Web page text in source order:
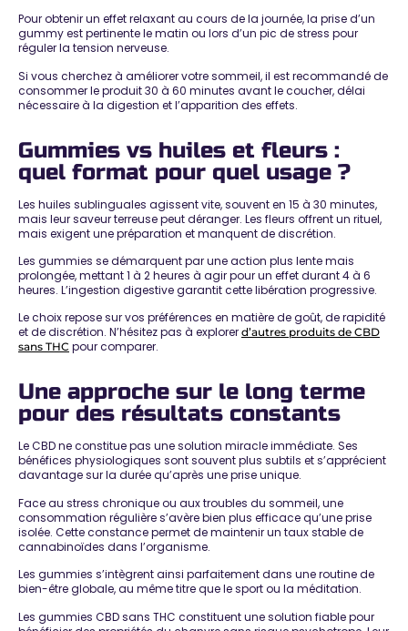
Pourobtenir un effet relaxantau cours de la journée, la prise d’un
gummy est pertinente le matin ou lors d’un pic de stress pour
réguler la tension nerveuse.
Si vous cherchez à améliorer votre sommeil, il est recommandé de
consommer le produit 30 à 60 minutes avant le coucher, délai
nécessaire à la digestion et l’apparition des effets.
Gummies vs huiles et fleurs :
quel format pour quel usage ?
Les huiles sublinguales agissent vite, souvent en 15 à 30 minutes,
mais leur saveur terreuse peut déranger. Les fleurs offrent un rituel,
mais exigent une préparation et manquent de discrétion.
Les gummies se démarquent par uneaction plus lente mais
prolongée, mettant 1 à 2 heures à agir pour un effet durant 4 à 6
heures. L’ingestion digestive garantit cette libération progressive.
Le choix repose sur vos préférences en matière de goût, de rapidité
et de discrétion. N’hésitez pas à explorer d’autres produits de CBD
sans THC pour comparer.
Une approche sur le long terme
pour des résultats constants
Le CBD ne constitue pas une solution miracle immédiate. Ses
bénéfices physiologiques sont souvent plus subtils et s’apprécient
davantage sur la duréequ’après une prise unique.
Face au stress chronique ou aux troubles du sommeil, une
consommation régulière s’avère bien plus efficace qu’une prise
isolée. Cette constance permet de maintenir un taux stable de
cannabinoïdes dans l’organisme.
Les gummies s’intègrent ainsi parfaitement dans une routine de
bien-être globale, au même titre que le sport ou la méditation.
Les gummies CBD sans THC constituent unesolution fiable pour